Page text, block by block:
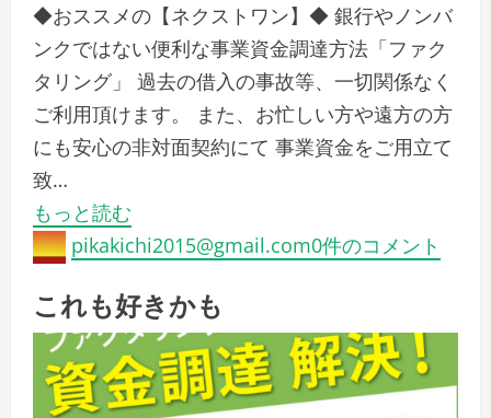
◆おススメの【ネクストワン】◆ 銀行やノンバ
ンクではない便利な事業資金調達方法「ファク
タリング」 過去の借入の事故等、一切関係なく
ご利用頂けます。 また、お忙しい方や遠方の方
にも安心の非対面契約にて 事業資金をご用立て
致…
もっと読む
pikakichi2015@gmail.com0件のコメント
これも好きかも